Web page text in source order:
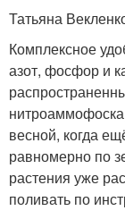
Татьяна
Комплексное
азот, фосфор и
весной, когда
равномерно по
растения уже
поливать по